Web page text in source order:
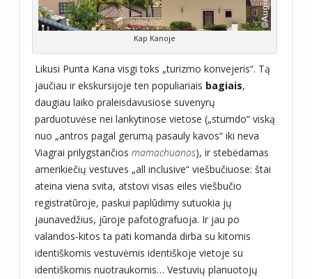
Kap Kanoje
Likusi Punta Kana visgi toks „turizmo konvejeris“. Tą
jaučiau ir ekskursijoje ten populiariais bagiais,
daugiau laiko praleisdavusiose suvenyrų
parduotuvėse nei lankytinose vietose („stumdo“ viską
nuo „antros pagal gerumą pasauly kavos“ iki neva
Viagrai prilygstančios mamachuanos), ir stebėdamas
amerikiečių vestuves „all inclusive“ viešbučiuose: štai
ateina viena svita, atstovi visas eiles viešbučio
registratūroje, paskui paplūdimy sutuokia jų
jaunavedžius, jūroje pafotografuoja. Ir jau po
valandos-kitos ta pati komanda dirba su kitomis
identiškomis vestuvėmis identiškoje vietoje su
identiškomis nuotraukomis… Vestuvių planuotojų